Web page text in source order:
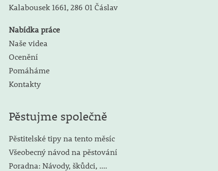
Kalabousek 1661, 286 01 Čáslav
Nabídka práce
Naše videa
Ocenění
Pomáháme
Kontakty
Pěstujme společně
Pěstitelské tipy na tento měsíc
Všeobecný návod na pěstování
Poradna: Návody, škůdci, ....